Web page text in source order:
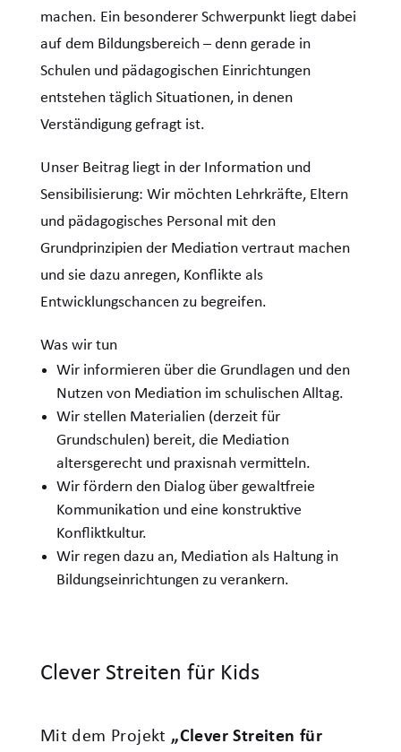
machen. Ein besonderer Schwerpunkt liegt dabei
auf dem Bildungsbereich – denn gerade in
Schulen und pädagogischen Einrichtungen
entstehen täglich Situationen, in denen
Verständigung gefragt ist.
Unser Beitrag liegt in der Information und
Sensibilisierung: Wir möchten Lehrkräfte, Eltern
und pädagogisches Personal mit den
Grundprinzipien der Mediation vertraut machen
und sie dazu anregen, Konflikte als
Entwicklungschancen zu begreifen.
Was wir tun
Wir informieren über die Grundlagen und den
Nutzen von Mediation im schulischen Alltag.
Wir stellen Materialien (derzeit für
Grundschulen) bereit, die Mediation
altersgerecht und praxisnah vermitteln.
Wir fördern den Dialog über gewaltfreie
Kommunikation und eine konstruktive
Konfliktkultur.
Wir regen dazu an, Mediation als Haltung in
Bildungseinrichtungen zu verankern.
Clever Streiten für Kids
Mit dem Projekt „Clever Streiten für